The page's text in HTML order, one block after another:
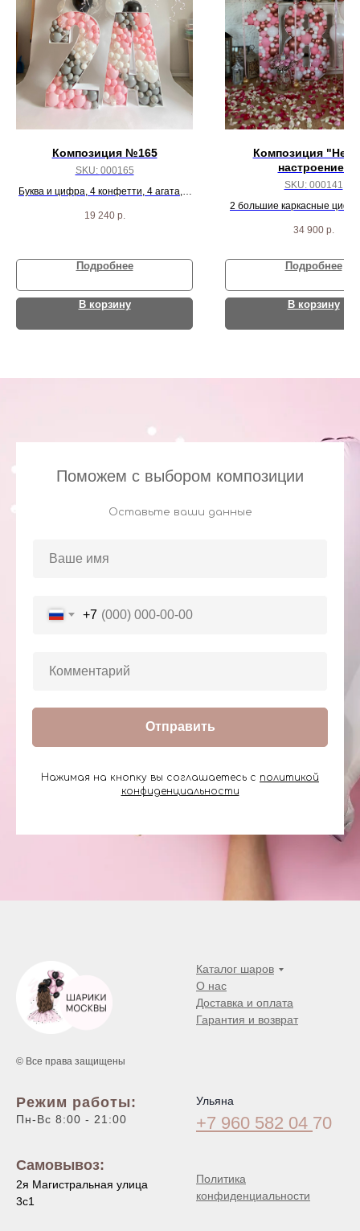
Композиция №165
SKU: 000165
Буква и цифра, 4 конфетти, 4 агата, 4
19 240 р.
Подробнее
В корзину
Композиция
настроение"
SKU: 000141
2 большие каркасные
коробка с 12 шариками
34 900 р.
Подробнее
В корзину
Поможем с выбором композиции
Оставьте ваши данные
+7
Отправить
Нажимая на кнопку вы соглашаетесь с политикой
конфиденциальности
© Все права защищены
Каталог шаров
О нас
Доставка и оплата
Гарантия и возврат
Режим работы:
Пн-Вс 8:00 - 21:00
Самовывоз:
2я Магистральная улица
3с1
Ульяна
+7 960 582 04 70
Политика
конфиденциальности